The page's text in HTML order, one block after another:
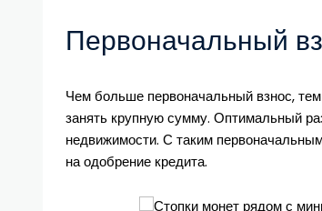
Первоначальный
Чем больше первоначальный взнос,
занять крупную сумму. Оптимальный
недвижимости. С таким
на одобрение кредита.